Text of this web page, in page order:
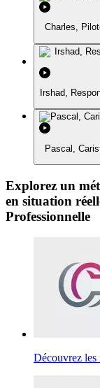
Charles,
Irshad,
Pascal,
Explorez un
en situation
Professionnelle
Découvrez les